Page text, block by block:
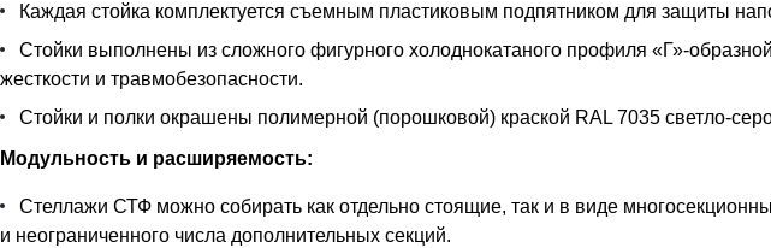
Каждая стойка комплектуется съемным пластиковым подпятником для защиты
Стойки выполнены из сложного фигурного холоднокатаного профиля «Г»-
жесткости и травмобезопасности.
Стойки и полки окрашены полимерной (порошковой) краской RAL 7035 светло-
Модульность и расширяемость:
Стеллажи СТФ можно собирать как отдельно стоящие, так и в виде
и неограниченного числа дополнительных секций.